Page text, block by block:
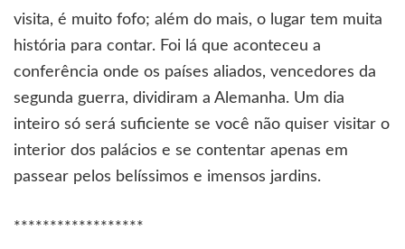
visita, é muito fofo; além do mais, o lugar tem muita
história para contar. Foi lá que aconteceu a
conferência onde os países aliados, vencedores da
segunda guerra, dividiram a Alemanha. Um dia
inteiro só será suficiente se você não quiser visitar o
interior dos palácios e se contentar apenas em
passear pelos belíssimos e imensos jardins.
******************